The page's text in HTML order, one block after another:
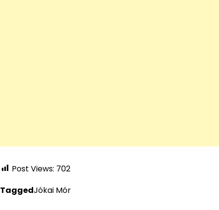
Post Views: 702
TaggedJókai Mór